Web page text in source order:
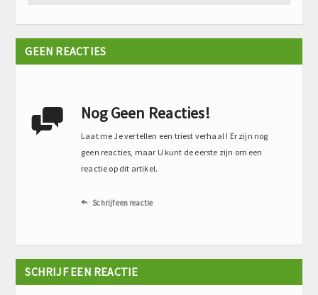
GEEN REACTIES
 Nog Geen Reacties!
Laat me Je vertellen een triest verhaal ! Er zijn nog
geen reacties, maar U kunt de eerste zijn om een
reactie op dit artikel.
 Schrijf een reactie
SCHRIJF EEN REACTIE